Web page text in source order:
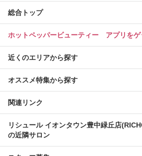
総合トップ
ホットペッパービューティー アプリをゲ
近くのエリアから探す
オススメ特集から探す
関連リンク
リシュール イオンタウン豊中緑丘店
の近隣サロン